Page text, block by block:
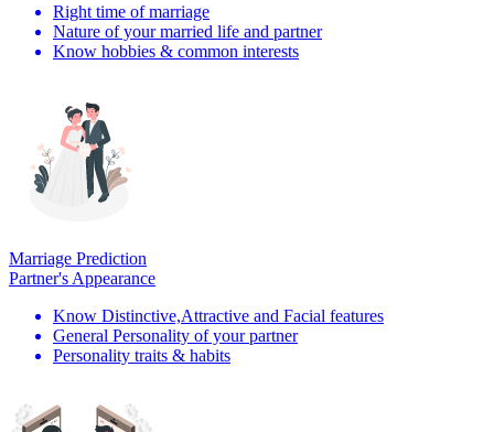
Right time of marriage
Nature of your married life and partner
Know hobbies & common interests
Marriage Prediction
Partner's Appearance
Know Distinctive,Attractive and Facial features
General Personality of your partner
Personality traits & habits